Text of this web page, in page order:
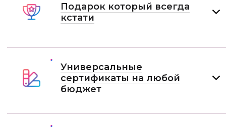
Подарок который всегда
кстати
Универсальные
сертификаты на любой
бюджет